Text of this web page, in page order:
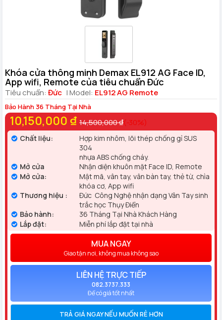
Khóa cửa thông minh Demax EL912 AG Face ID,
App wifi, Remote của tiêu chuẩn Đức
Tiêu chuẩn: Đức | Model: EL912 AG Remote
Bảo Hành 36 Tháng Tại Nhà
10,150,000 ₫ 14,500,000 ₫(-30%)
Chất liệu:
Hợp kim nhôm, lõi thép chống gỉ SUS
304
nhựa ABS chống cháy.
Mở cửa
Nhận diện khuôn mặt Face ID, Remote
Mở cửa:
Mật mã, vân tay, vân bàn tay, thẻ từ, chìa
khóa cơ, App wifi
Thương hiệu :
Đức Công Nghệ nhận dạng Vân Tay sinh
trắc học Thụy Điển
Bảo hành:
36 Tháng Tại Nhà Khách Hàng
Lắp đặt:
Miễn phí lắp đặt tại nhà
MUA NGAY
Giao tận nơi, không mua không sao
LIÊN HỆ TRỰC TIẾP
082.3737.333
Để có giá tốt nhất
TRẢ GIÁ NGAY NẾU MUỐN RẺ HƠN